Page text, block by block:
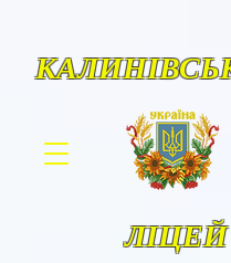
ЛІЦЕЙ